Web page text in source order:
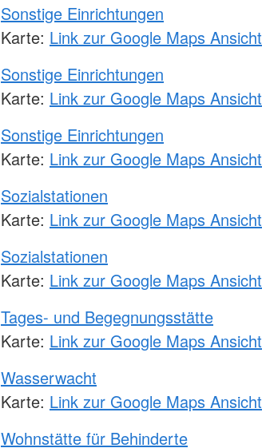
Sonstige Einrichtungen
Karte: Link zur Google Maps Ansicht
Sonstige Einrichtungen
Karte: Link zur Google Maps Ansicht
Sonstige Einrichtungen
Karte: Link zur Google Maps Ansicht
Sozialstationen
Karte: Link zur Google Maps Ansicht
Sozialstationen
Karte: Link zur Google Maps Ansicht
Tages- und Begegnungsstätte
Karte: Link zur Google Maps Ansicht
Wasserwacht
Karte: Link zur Google Maps Ansicht
Wohnstätte für Behinderte